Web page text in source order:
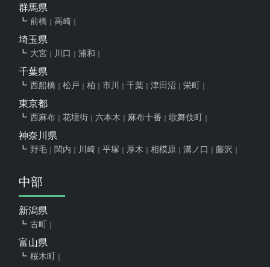
群馬県
前橋 高崎
埼玉県
大宮 川口 浦和
千葉県
西船橋 松戸 柏 市川 千葉 津田沼 栄町
東京都
西麻布 花壇街 六本木 麻布十番 歌舞伎町
神奈川県
野毛 関内 川崎 平塚 厚木 相模原 溝ノ口 藤沢
中部
新潟県
古町
富山県
桜木町